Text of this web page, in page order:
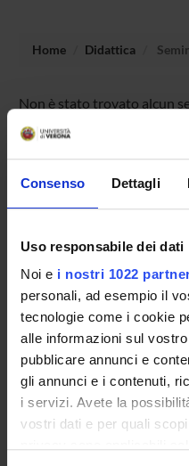
Consenso Dettagli
Uso responsabile dei dati
Noi e i nostri 1022
personali, ad esempio il
tecnologie come i cookie
alle informazioni sul
pubblicare annunci e
gli annunci e i contenuti,
i servizi. Avete la
vostri dati e per quali
Home Didattica
Non è stato trovato alcun
all'insegnamento Didattica
CORSI DI STUDIO
DOTTORATI, MASTER E
Contatti
Persone
Luoghi
Calendario